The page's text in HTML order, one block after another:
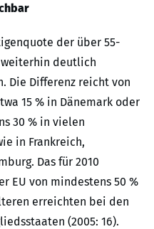
der über 55-
weiterhin deutlich
Die Differenz reicht von
15 % in Dänemark oder
30 % in vielen
in Frankreich,
Das für 2010
EU von mindestens 50 %
erreichten bei den
(2005: 16).